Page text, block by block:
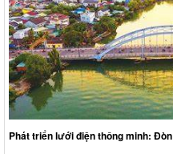
Phát triển lưới điện thông minh: